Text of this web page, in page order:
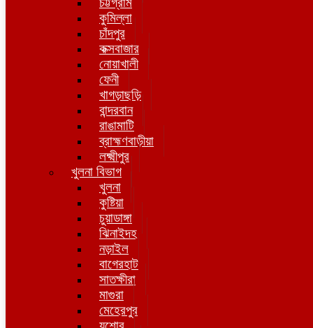
কুমিল্লা
চাঁদপুর
কক্সবাজার
নোয়াখালী
ফেনী
খাগড়াছড়ি
বান্দরবান
রাঙামাটি
ব্রাহ্মণবাড়ীয়া
লক্ষ্মীপুর
খুলনা বিভাগ
খুলনা
কুষ্টিয়া
চুয়াডাঙ্গা
ঝিনাইদহ
নড়াইল
বাগেরহাট
সাতক্ষীরা
মাগুরা
মেহেরপুর